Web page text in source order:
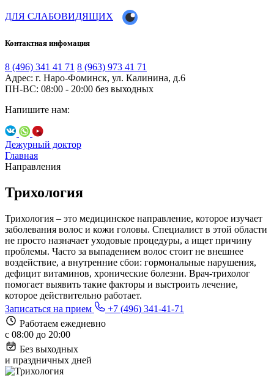
ДЛЯ СЛАБОВИДЯЩИХ
Контактная инфомация
8 (496) 341 41 71 8 (963) 973 41 71
Адрес: г. Наро-Фоминск, ул. Калинина, д.6
ПН-ВС: 08:00 - 20:00 без выходных
Напишите нам:
Дежурный доктор
Главная
Направления
Трихология
Трихология – это медицинское направление, которое изучает
заболевания волос и кожи головы. Специалист в этой области
не просто назначает уходовые процедуры, а ищет причину
проблемы. Часто за выпадением волос стоит не внешнее
воздействие, а внутренние сбои: гормональные нарушения,
дефицит витаминов, хронические болезни. Врач-трихолог
помогает выявить такие факторы и выстроить лечение,
которое действительно работает.
Записаться на прием
+7 (496) 341-41-71
Работаем ежедневно
с 08:00 до 20:00
Без выходных
и праздничных дней